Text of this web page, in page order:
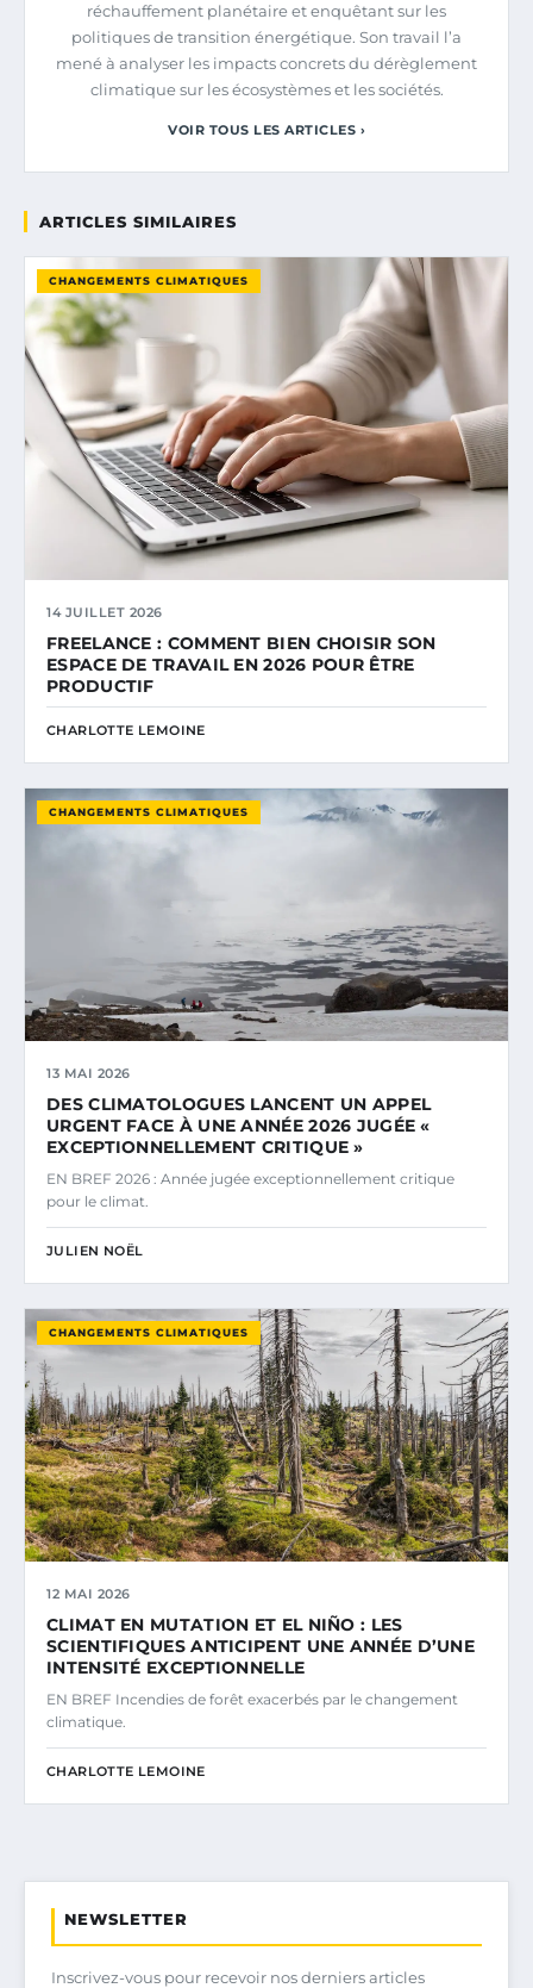
réchauffement planétaire et enquêtant sur les
politiques de transition énergétique. Son travail l’a
mené à analyser les impacts concrets du dérèglement
climatique sur les écosystèmes et les sociétés.
VOIR TOUS LES ARTICLES ›
ARTICLES SIMILAIRES
CHANGEMENTS CLIMATIQUES
14 JUILLET 2026
FREELANCE : COMMENT BIEN CHOISIR SON
ESPACE DE TRAVAIL EN 2026 POUR ÊTRE
PRODUCTIF
CHARLOTTE LEMOINE
CHANGEMENTS CLIMATIQUES
13 MAI 2026
DES CLIMATOLOGUES LANCENT UN APPEL
URGENT FACE À UNE ANNÉE 2026 JUGÉE «
EXCEPTIONNELLEMENT CRITIQUE »
EN BREF 2026 : Année jugée exceptionnellement critique
pour le climat.
JULIEN NOËL
CHANGEMENTS CLIMATIQUES
12 MAI 2026
CLIMAT EN MUTATION ET EL NIÑO : LES
SCIENTIFIQUES ANTICIPENT UNE ANNÉE D’UNE
INTENSITÉ EXCEPTIONNELLE
EN BREF Incendies de forêt exacerbés par le changement
climatique.
CHARLOTTE LEMOINE
NEWSLETTER
Inscrivez-vous pour recevoir nos derniers articles